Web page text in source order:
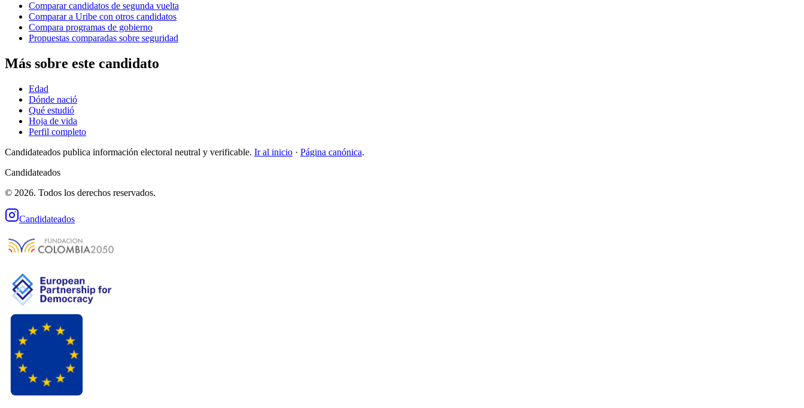
Comparar candidatos de segunda vuelta
Comparar a Uribe con otros candidatos
Compara programas de gobierno
Propuestas comparadas sobre seguridad
Más sobre este candidato
Edad
Dónde nació
Qué estudió
Hoja de vida
Perfil completo
Candidateados publica información electoral neutral y verificable. Ir al inicio · Página canónica.
Candidateados
© 2026. Todos los derechos reservados.
Candidateados